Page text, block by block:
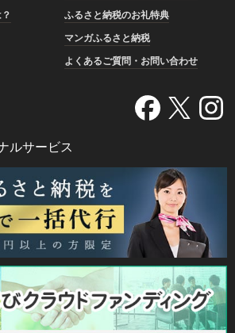
ふるさと納税のお礼特典
マンガふるさと納税
よくあるご質問・お問い合わせ
ルサービス